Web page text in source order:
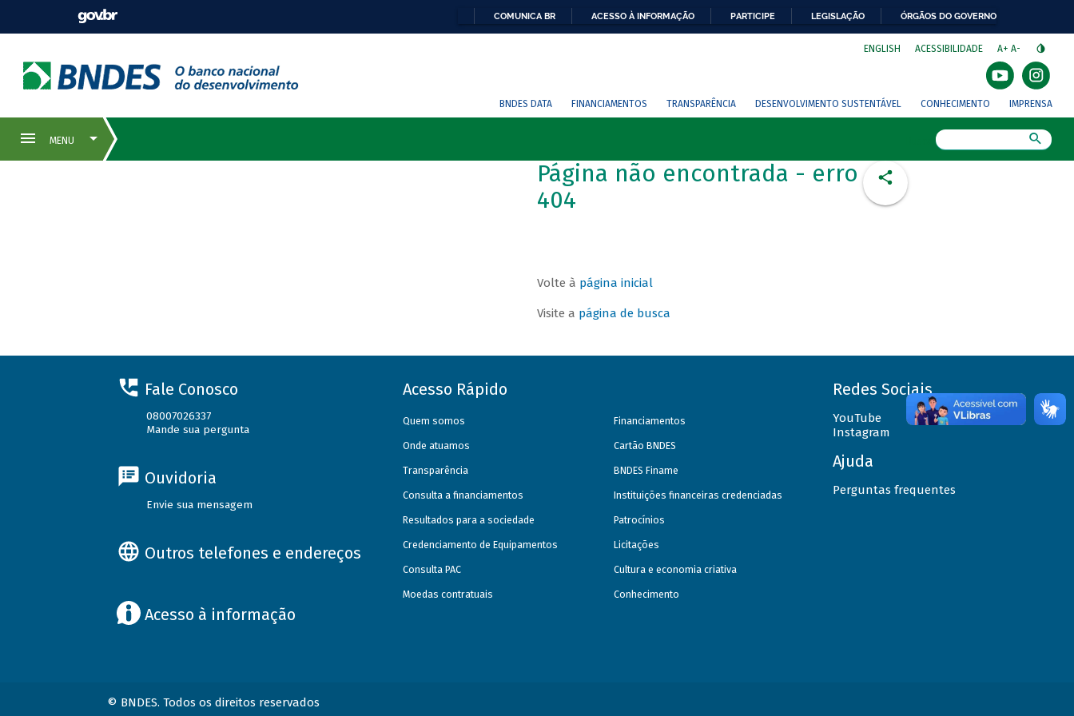
COMUNICA BR ACESSO À INFORMAÇÃO PARTICIPE LEGISLAÇÃO ÓRGÃOS DO GOVERNO
ENGLISH ACESSIBILIDADE A+ A-
BNDES DATA FINANCIAMENTOS TRANSPARÊNCIA DESENVOLVIMENTO SUSTENTÁVEL CONHECIMENTO IMPRENSA
Página não encontrada - erro
404
Volte à página inicial
Visite a página de busca
Fale Conosco
08007026337
Mande sua pergunta
Ouvidoria
Envie sua mensagem
Outros telefones e endereços
Acesso à informação
Acesso Rápido
Quem somos
Onde atuamos
Transparência
Consulta a financiamentos
Resultados para a sociedade
Credenciamento de Equipamentos
Consulta PAC
Moedas contratuais
Financiamentos
Cartão BNDES
BNDES Finame
Instituições financeiras credenciadas
Patrocínios
Licitações
Cultura e economia criativa
Conhecimento
Redes Sociais
YouTube
Instagram
Ajuda
Perguntas frequentes
© BNDES. Todos os direitos reservados